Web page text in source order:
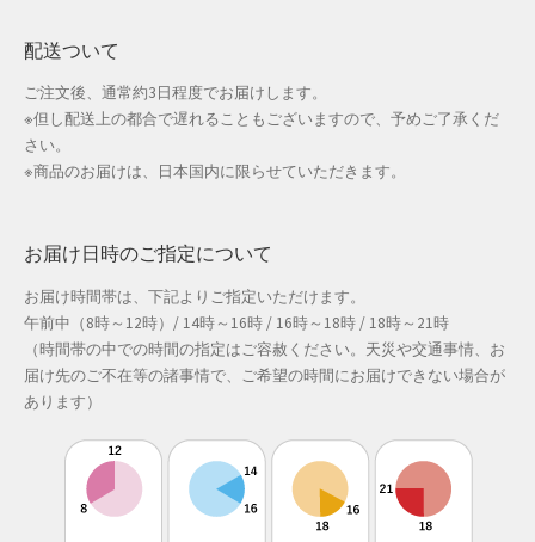
支払い
配送先住所
敬老の日特集
春の新生活応援
春服ファッション特集
母の日特集
父の日特集
配送ついて
ご注文後、通常約3日程度でお届けします。
※但し配送上の都合で遅れることもございますので、予めご了承くだ
さい。
※商品のお届けは、日本国内に限らせていただきます。
お届け日時のご指定について
お届け時間帯は、下記よりご指定いただけます。
午前中（8時～12時）/ 14時～16時 / 16時～18時 / 18時～21時
（時間帯の中での時間の指定はご容赦ください。天災や交通事情、お
届け先のご不在等の諸事情で、ご希望の時間にお届けできない場合が
あります）